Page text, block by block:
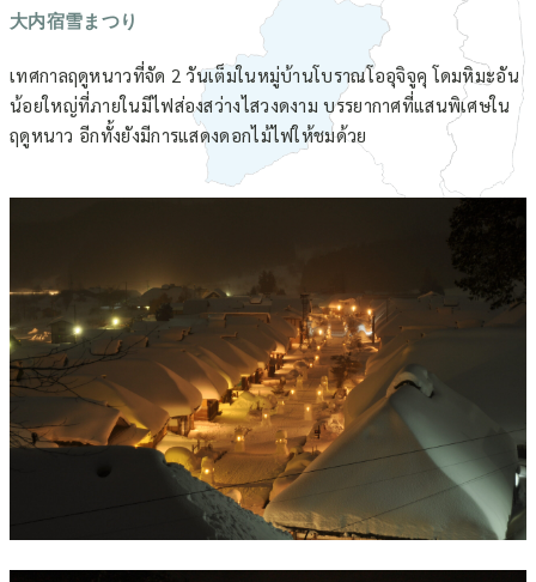
大内宿雪まつり
เทศกาลฤดูหนาวที่จัด 2 วันเต็มในหมู่บ้านโบราณโออุจิจูคุ โดมหิมะอัน
น้อยใหญ่ที่ภายในมีไฟส่องสว่างไสวงดงาม บรรยากาศที่แสนพิเศษใน
ฤดูหนาว อีกทั้งยังมีการแสดงดอกไม้ไฟให้ชมด้วย